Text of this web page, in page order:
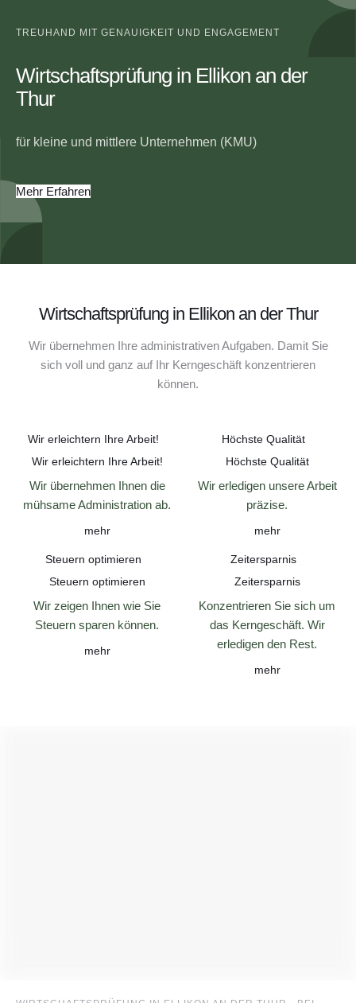
TREUHAND MIT GENAUIGKEIT UND ENGAGEMENT
Wirtschaftsprüfung in Ellikon an der
Thur
für kleine und mittlere Unternehmen (KMU)
Mehr Erfahren
Wirtschaftsprüfung in Ellikon an der Thur
Wir übernehmen Ihre administrativen Aufgaben. Damit Sie
sich voll und ganz auf Ihr Kerngeschäft konzentrieren
können.
Wir erleichtern Ihre Arbeit!
Wir erleichtern Ihre Arbeit!
Wir übernehmen Ihnen die
mühsame Administration ab.
mehr
Höchste Qualität
Höchste Qualität
Wir erledigen unsere Arbeit
präzise.
mehr
Steuern optimieren
Steuern optimieren
Wir zeigen Ihnen wie Sie
Steuern sparen können.
mehr
Zeitersparnis
Zeitersparnis
Konzentrieren Sie sich um
das Kerngeschäft. Wir
erledigen den Rest.
mehr